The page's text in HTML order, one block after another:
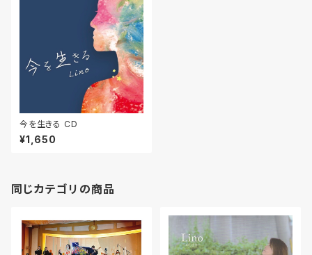
今を生きる CD
¥1,650
同じカテゴリの商品